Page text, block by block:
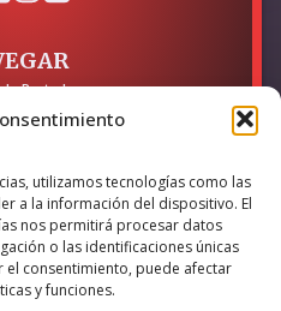
utilizamos tecnologías como las
a la información del dispositivo. El
nos permitirá procesar datos
o las identificaciones únicas
consentimiento, puede afectar
y funciones.
Portada
/ Contacto
Privacidad
Cookies
del bono Kit Digital y lo ha